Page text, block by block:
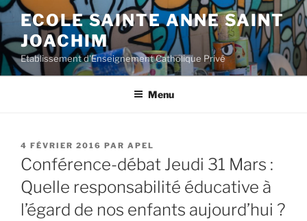
Aller
au
contenu
principal
ECOLE SAINTE ANNE SAINT
JOACHIM
Etablissement d'Enseignement Catholique Privé
Menu
PUBLIÉ
LE
4 FÉVRIER 2016 PAR APEL
Conférence-débat Jeudi 31 Mars :
Quelle responsabilité éducative à
l’égard de nos enfants aujourd’hui ?